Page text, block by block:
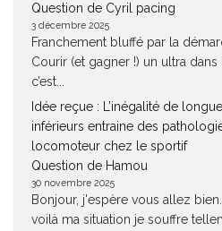
Question de Cyril pacing
3 décembre 2025
Franchement bluffé par la
Courir (et gagner !) un ultra
c’est...
Idée reçue : L’inégalité de
inférieurs entraine des
locomoteur chez le sportif
Question de Hamou
30 novembre 2025
Bonjour, j'espère vous allez
voilà ma situation je souffre